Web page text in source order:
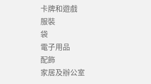
卡牌和遊戲
服裝
袋
電子用品
配飾
家居及辦公室